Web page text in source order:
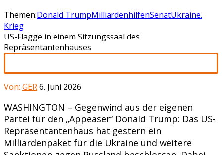
Themen:Donald TrumpMilliardenhilfenSenatUkraine.
Krieg
US-Flagge in einem Sitzungssaal des
Repräsentantenhauses
Von: GER6. Juni 2026
WASHINGTON – Gegenwind aus der eigenen
Partei für den „Appeaser“ Donald Trump: Das US-
Repräsentantenhaus hat gestern ein
Milliardenpaket für die Ukraine und weitere